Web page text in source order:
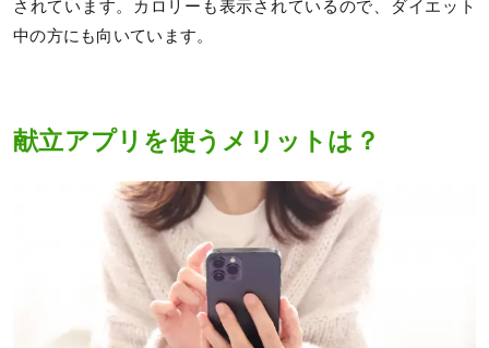
されています。カロリーも表示されているので、ダイエット
中の方にも向いています。
献立アプリを使うメリットは？